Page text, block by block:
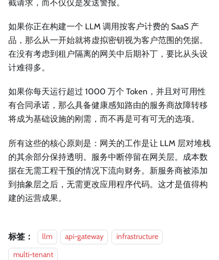
截请求，而不仅仅是发送警报。
如果你正在构建一个 LLM 调用按客户计费的 SaaS 产
品，那么从一开始就将虚拟密钥视为客户范围的凭据。
在没有考虑到租户隔离的网关中后期补丁，要比从头设
计难得多。
如果你每天运行超过 1000 万个 Token，并且对可用性
有合同承诺，那么具备健康感知路由的服务商故障转移
将成为基础设施的刚需，而不再是可有可无的选项。
所有这些的核心原则是：网关的工作是让 LLM 层对堆栈
的其余部分保持透明。服务中断停留在网关层。成本数
据在无需工程干预的情况下流向财务。新服务商被添加
到抽象层之后，无需更改应用程序代码。这才是值得构
建的运营成果。
标签： llm api-gateway
infrastructure
multi-tenant